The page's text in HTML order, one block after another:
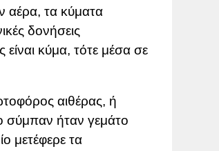
αέρα, τα κύματα
δονήσεις
κύμα, τότε μέσα σε
αιθέρας, ή
σύμπαν ήταν γεμάτο
μετέφερε τα